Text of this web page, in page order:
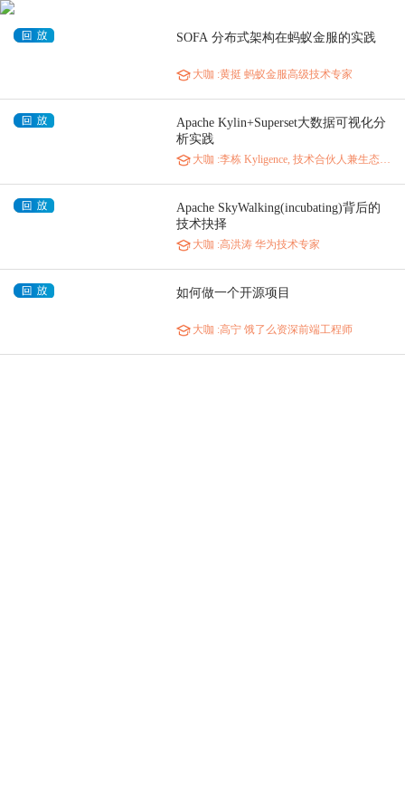
SOFA 分布式架构在蚂蚁金服的实践
大咖 :黄挺 蚂蚁金服高级技术专家
Apache Kylin+Superset大数据可视化分
析实践
大咖 :李栋 Kyligence, 技术合伙人兼生态合作技术总监, Apache Kylin PMC Membe
Apache SkyWalking(incubating)背后的
技术抉择
大咖 :高洪涛 华为技术专家
如何做一个开源项目
大咖 :高宁 饿了么资深前端工程师